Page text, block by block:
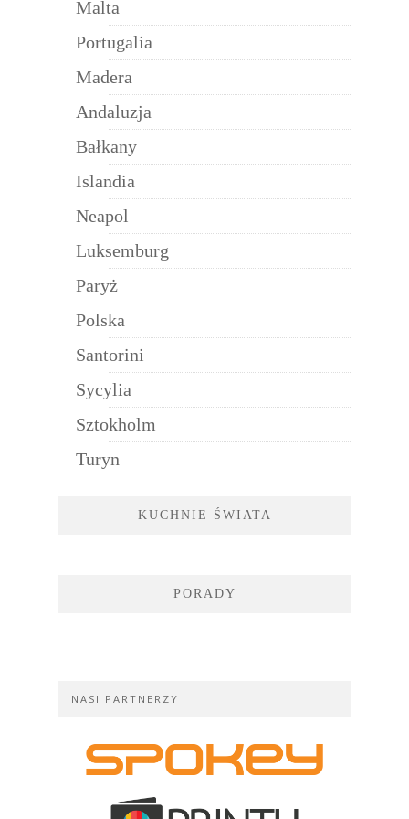
Malta
Portugalia
Madera
Andaluzja
Bałkany
Islandia
Neapol
Luksemburg
Paryż
Polska
Santorini
Sycylia
Sztokholm
Turyn
KUCHNIE ŚWIATA
PORADY
NASI PARTNERZY